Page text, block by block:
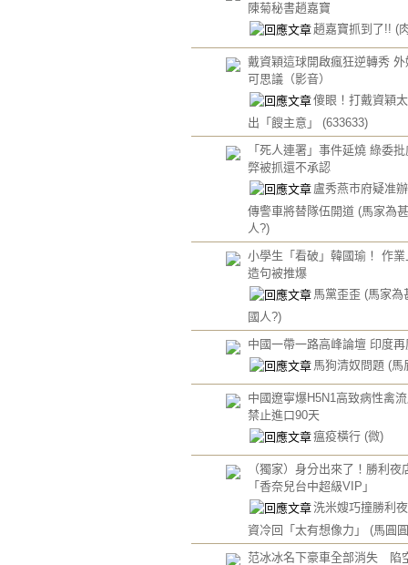
陳菊秘書趙嘉寶
趙嘉寶抓到了!! (
戴資穎這球開啟瘋狂逆轉秀
可思議（影音）
傻眼！打戴資穎
出「餿主意」 (633633)
「死人連署」事件延燒 綠委
弊被抓還不承認
盧秀燕市府疑准
傳警車將替隊伍開道 (馬家為
人?)
小學生「看破」韓國瑜！ 作
造句被推爆
馬黨歪歪 (馬家為
國人?)
中國一帶一路高峰論壇 印度
馬狗清奴問題 (馬
中國遼寧爆H5N1高致病性禽
禁止進口90天
瘟疫橫行 (微)
（獨家）身分出來了！勝利夜
「香奈兒台中超級VIP」
洗米嫂巧撞勝利
資冷回「太有想像力」 (馬圓
范冰冰名下豪車全部消失 陷